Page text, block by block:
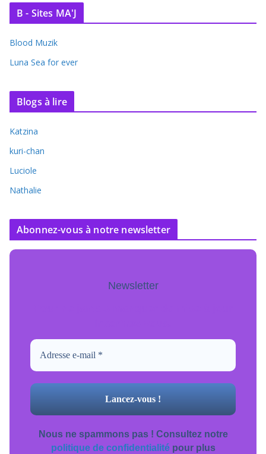
B - Sites MA'J
Blood Muzik
Luna Sea for ever
Blogs à lire
Katzina
kuri-chan
Luciole
Nathalie
Abonnez-vous à notre newsletter
Newsletter
Nous ne spammons pas ! Consultez notre
politique de confidentialitépour plus